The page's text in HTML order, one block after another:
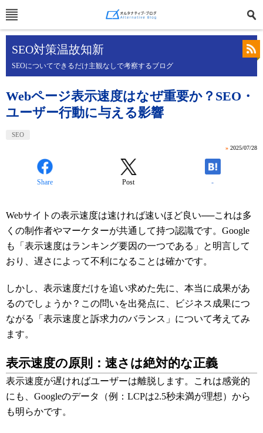
SEO対策温故知新
SEOについてできるだけ主観なしで考察するブログ
Webページ表示速度はなぜ重要か？SEO・
ユーザー行動に与える影響
SEO
» 2025/07/28
Share Post -
Webサイトの表示速度は速ければ速いほど良い──これは多
くの制作者やマーケターが共通して持つ認識です。Google
も「表示速度はランキング要因の一つである」と明言して
おり、遅さによって不利になることは確かです。
しかし、表示速度だけを追い求めた先に、本当に成果があ
るのでしょうか？この問いを出発点に、ビジネス成果につ
ながる「表示速度と訴求力のバランス」について考えてみ
ます。
表示速度の原則：速さは絶対的な正義
表示速度が遅ければユーザーは離脱します。これは感覚的
にも、Googleのデータ（例：LCPは2.5秒未満が理想）から
も明らかです。